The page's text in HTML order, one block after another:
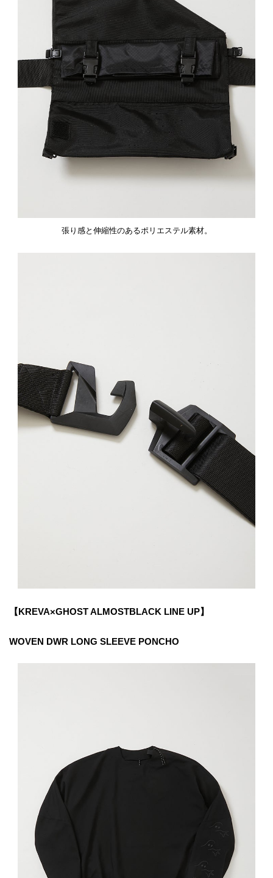
張り感と伸縮性のあるポリエステル素材。
【KREVA×GHOST ALMOSTBLACK LINE UP】
WOVEN DWR LONG SLEEVE PONCHO